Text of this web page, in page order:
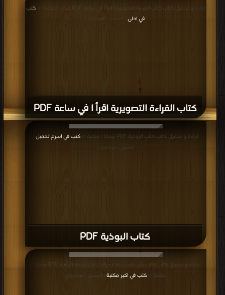
كتاب القراءة التصويرية اقرأ ا في ساعة PDF
قراءة و تحميل كتاب كتاب القراءة التصويرية اقرأ ا في ساعة PDF مجانا | مكتبة >
كتب
في احلى
| التحميل : مرة/مرات
كتاب البوذية PDF
قراءة و تحميل كتاب كتاب البوذية PDF مجانا | مكتبة > كتب في اسرع تحميل
التحميل : مرة/مرات
قراءة و تحميل كتاب كتاب يثرب الجديدة الحركات الإسلامية الراهنة PDF مجانا |
مكتبة > كتب في اكبر مكتبة | التحميل : مرة/مرات